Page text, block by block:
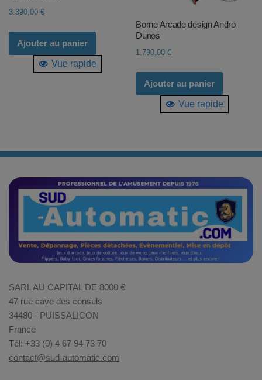
3.390,00 €
Ajouter au panier
Vue rapide
Borne Arcade design Andro
Dunos
1.790,00€
Ajouter au panier
Vue rapide
SARL AU CAPITAL DE 8000 €
47 rue cave des consuls
34480 - PUISSALICON
France
Tél: +33 (0) 4 67 94 73 70
contact@sud-automatic.com